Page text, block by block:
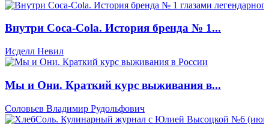
Внутри Coca-Cola. История бренда № 1...
Исделл Невил
Мы и Они. Краткий курс выживания в...
Соловьев Владимир Рудольфович